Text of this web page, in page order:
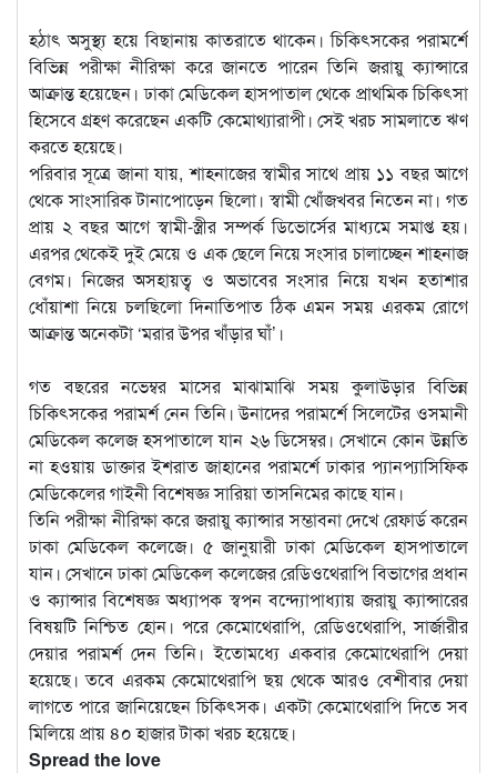
হঠাৎ অসুস্থ্য হয়ে বিছানায় কাতরাতে থাকেন। চিকিৎসকের পরামর্শে
বিভিন্ন পরীক্ষা নীরিক্ষা করে জানতে পারেন তিনি জরায়ু ক্যান্সারে
আক্রান্ত হয়েছেন। ঢাকা মেডিকেল হাসপাতাল থেকে প্রাথমিক চিকিৎসা
হিসেবে গ্রহণ করেছেন একটি কেমোথ্যারাপী। সেই খরচ সামলাতে ঋণ
করতে হয়েছে।
পরিবার সূত্রে জানা যায়, শাহনাজের স্বামীর সাথে প্রায় ১১ বছর আগে
থেকে সাংসারিক টানাপোড়েন ছিলো। স্বামী খোঁজখবর নিতেন না। গত
প্রায় ২ বছর আগে স্বামী-স্ত্রীর সম্পর্ক ডিভোর্সের মাধ্যমে সমাপ্ত হয়।
এরপর থেকেই দুই মেয়ে ও এক ছেলে নিয়ে সংসার চালাচ্ছেন শাহনাজ
বেগম। নিজের অসহায়ত্ব ও অভাবের সংসার নিয়ে যখন হতাশার
ধোঁয়াশা নিয়ে চলছিলো দিনাতিপাত ঠিক এমন সময় এরকম রোগে
আক্রান্ত অনেকটা ‘মরার উপর খাঁড়ার ঘাঁ’।
গত বছরের নভেম্বর মাসের মাঝামাঝি সময় কুলাউড়ার বিভিন্ন
চিকিৎসকের পরামর্শ নেন তিনি। উনাদের পরামর্শে সিলেটের ওসমানী
মেডিকেল কলেজ হসপাতালে যান ২৬ ডিসেম্বর। সেখানে কোন উন্নতি
না হওয়ায় ডাক্তার ইশরাত জাহানের পরামর্শে ঢাকার প্যানপ্যাসিফিক
মেডিকেলের গাইনী বিশেষজ্ঞ সারিয়া তাসনিমের কাছে যান।
তিনি পরীক্ষা নীরিক্ষা করে জরায়ু ক্যান্সার সম্ভাবনা দেখে রেফার্ড করেন
ঢাকা মেডিকেল কলেজে। ৫ জানুয়ারী ঢাকা মেডিকেল হাসপাতালে
যান। সেখানে ঢাকা মেডিকেল কলেজের রেডিওথেরাপি বিভাগের প্রধান
ও ক্যান্সার বিশেষজ্ঞ অধ্যাপক স্বপন বন্দ্যোপাধ্যায় জরায়ু ক্যান্সারের
বিষয়টি নিশ্চিত হোন। পরে কেমোথেরাপি, রেডিওথেরাপি, সার্জারীর
দেয়ার পরামর্শ দেন তিনি। ইতোমধ্যে একবার কেমোথেরাপি দেয়া
হয়েছে। তবে এরকম কেমোথেরাপি ছয় থেকে আরও বেশীবার দেয়া
লাগতে পারে জানিয়েছেন চিকিৎসক। একটা কেমোথেরাপি দিতে সব
মিলিয়ে প্রায় ৪০ হাজার টাকা খরচ হয়েছে।
Spread the love